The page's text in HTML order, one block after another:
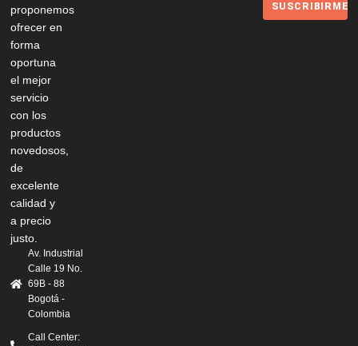
proponemos
ofrecer en
forma
oportuna
el mejor
servicio
con los
productos
novedosos,
de
excelente
calidad y
a precio
justo.
Av. Industrial
Calle 19 No.
69B - 88
Bogotá -
Colombia
Call Center:
SUSCRIBIRME